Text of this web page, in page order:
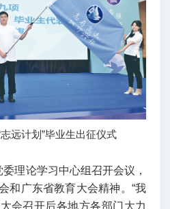
远计划”毕业生出征仪式
理论学习中心组召开会议，
和广东省教育大会精神。“我
会召开后各地方各部门大力